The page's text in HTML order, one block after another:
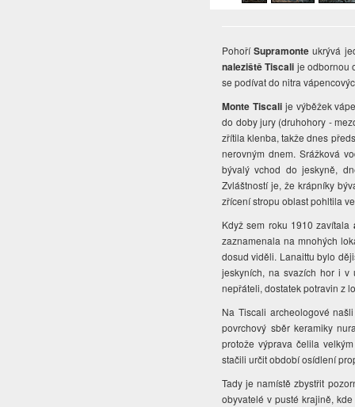
PohoříSupramonte ukrývá
naleziště Tiscali je odbornou
se podívat do nitra
Monte Tiscalije výběžek
do doby jury (druhohory -
zřítila klenba, takže dnes
nerovným dnem. Srážková
bývalý vchod do jeskyně,
Zvláštností je, že krápníky
zřícení stropu oblast pohltila
Když sem roku 1910 zavítala
zaznamenala na mnohých
dosud viděli. Lanaittu bylo
jeskyních, na svazích hor i v
nepřáteli, dostatek potravin z
Na Tiscali archeologové
povrchový sběr keramiky
protože výprava čelila
stačili určit období osídlení
Tady je namístě zbystřit
obyvatelé v pusté krajině,